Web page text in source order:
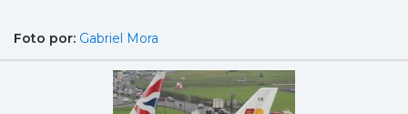
Foto por: Gabriel Mora